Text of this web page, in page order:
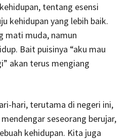
tentang esensi
kehidupan yang lebih baik.
mati muda, namun
Bait puisinya “aku mau
akan terus mengiang
hari, terutama di negeri ini,
seseorang berujar,
kehidupan. Kita juga